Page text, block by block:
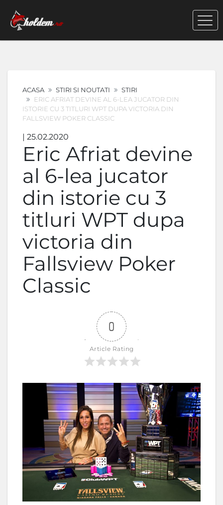
ACASA STIRI SI NOUTATI
STIRI
ERIC AFRIAT DEVINE AL 6-LEA JUCATOR DIN
ISTORIE CU 3 TITLURI WPT DUPA VICTORIA DIN
FALLSVIEW POKER CLASSIC
| 25.02.2020
Eric Afriat devine
al 6-lea jucator
din istorie cu 3
titluri WPT dupa
victoria din
Fallsview Poker
Classic
0
Article Rating